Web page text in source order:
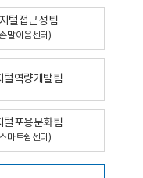
털접근성팀
말이음센터)
털역량개발팀
털포용문화팀
마트쉼센터)